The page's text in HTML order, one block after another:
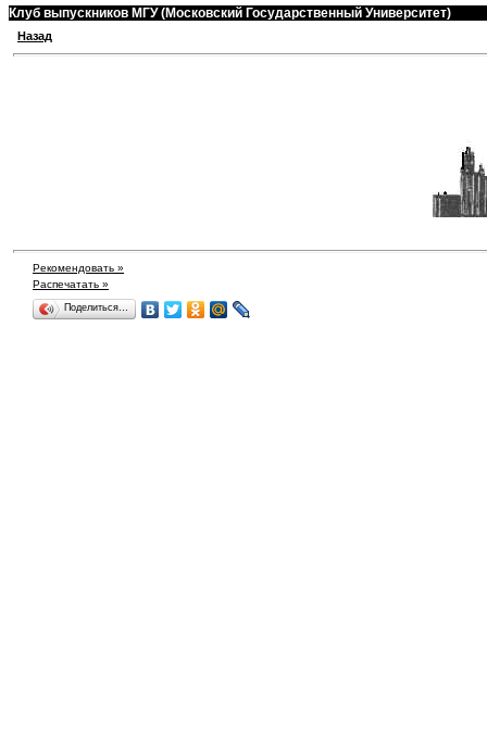
Клуб выпускников МГУ (Московский Государственный Университет)
Назад
Рекомендовать »
Распечатать »
Поделиться…